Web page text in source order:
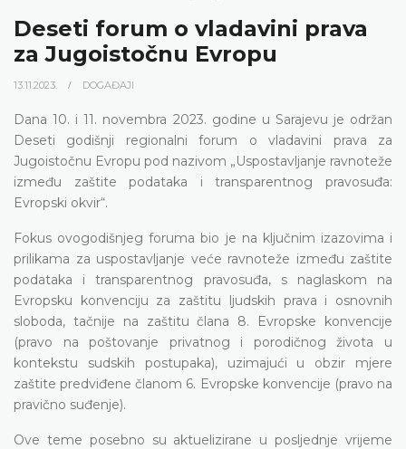
Deseti forum o vladavini prava
za Jugoistočnu Evropu
13.11.2023. DOGAĐAJI
Dana 10. i 11. novembra 2023. godine u Sarajevu je održan
Deseti godišnji regionalni forum o vladavini prava za
Jugoistočnu Evropu pod nazivom „Uspostavljanje ravnoteže
između zaštite podataka i transparentnog pravosuđa:
Evropski okvir“.
Fokus ovogodišnjeg foruma bio je na ključnim izazovima i
prilikama za uspostavljanje veće ravnoteže između zaštite
podataka i transparentnog pravosuđa, s naglaskom na
Evropsku konvenciju za zaštitu ljudskih prava i osnovnih
sloboda, tačnije na zaštitu člana 8. Evropske konvencije
(pravo na poštovanje privatnog i porodičnog života u
kontekstu sudskih postupaka), uzimajući u obzir mjere
zaštite predviđene članom 6. Evropske konvencije (pravo na
pravično suđenje).
Ove teme posebno su aktuelizirane u posljednje vrijeme